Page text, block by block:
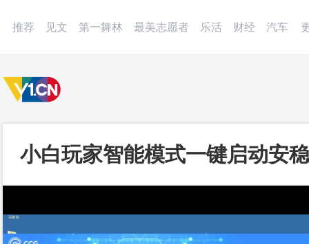
推荐 见文 第一舞林 最美志愿者 乐活 财经 汽车
小白玩家智能模式一键启动安
式高度自定义策略如虎添翼_第